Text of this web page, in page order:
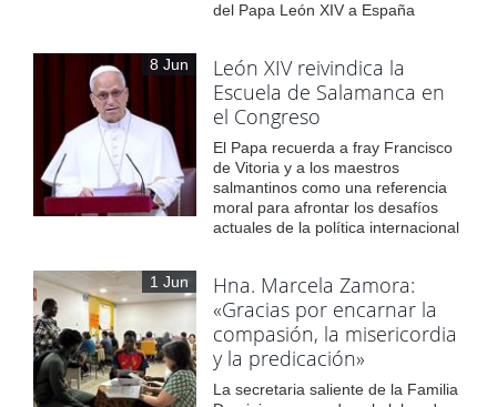
del Papa León XIV a España
8 Jun
León XIV reivindica la
Escuela de Salamanca en
el Congreso
El Papa recuerda a fray Francisco
de Vitoria y a los maestros
salmantinos como una referencia
moral para afrontar los desafíos
actuales de la política internacional
1 Jun
Hna. Marcela Zamora:
«Gracias por encarnar la
compasión, la misericordia
y la predicación»
La secretaria saliente de la Familia